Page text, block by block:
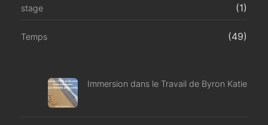
stage (1)
Temps (49)
Immersion dans le Travail de Byron Katie